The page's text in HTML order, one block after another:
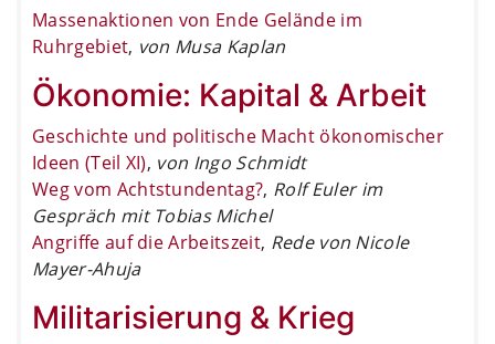
Massenaktionen von Ende Gelände im
Ruhrgebiet, von Musa Kaplan
Ökonomie: Kapital & Arbeit
Geschichte und politische Macht ökonomischer
Ideen (Teil XI), von Ingo Schmidt
Weg vom Achtstundentag?, Rolf Euler im
Gespräch mit Tobias Michel
Angriffe auf die Arbeitszeit, Rede von Nicole
Mayer-Ahuja
Militarisierung & Krieg